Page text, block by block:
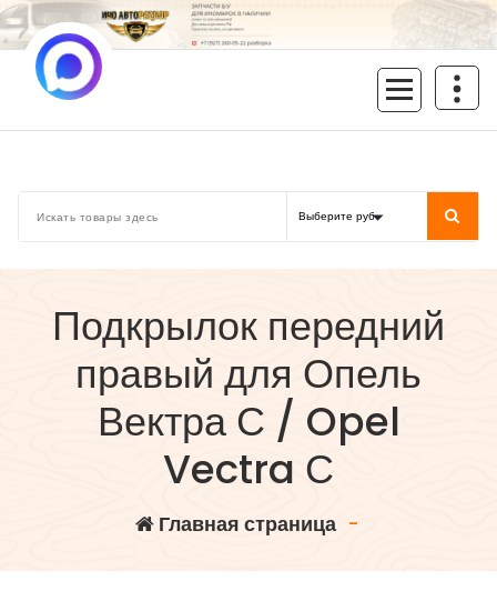
Перейти
к
содержимому
Подкрылок передний
правый для Опель
Вектра С / Opel
Vectra С
Главная страница-